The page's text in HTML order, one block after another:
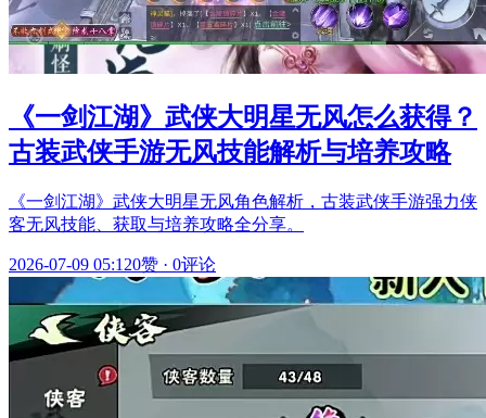
《一剑江湖》武侠大明星无风怎么获得？
古装武侠手游无风技能解析与培养攻略
《一剑江湖》武侠大明星无风角色解析，古装武侠手游强力侠
客无风技能、获取与培养攻略全分享。
2026-07-09 05:120赞 · 0评论